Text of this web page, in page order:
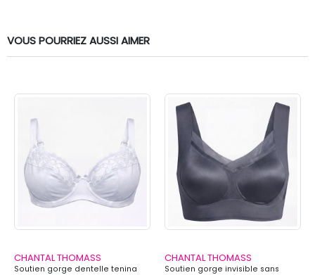
VOUS POURRIEZ AUSSI AIMER
CHANTAL THOMASS
Soutien gorge dentelle tenina
CHANTAL THOMASS
Soutien gorge invisible sans